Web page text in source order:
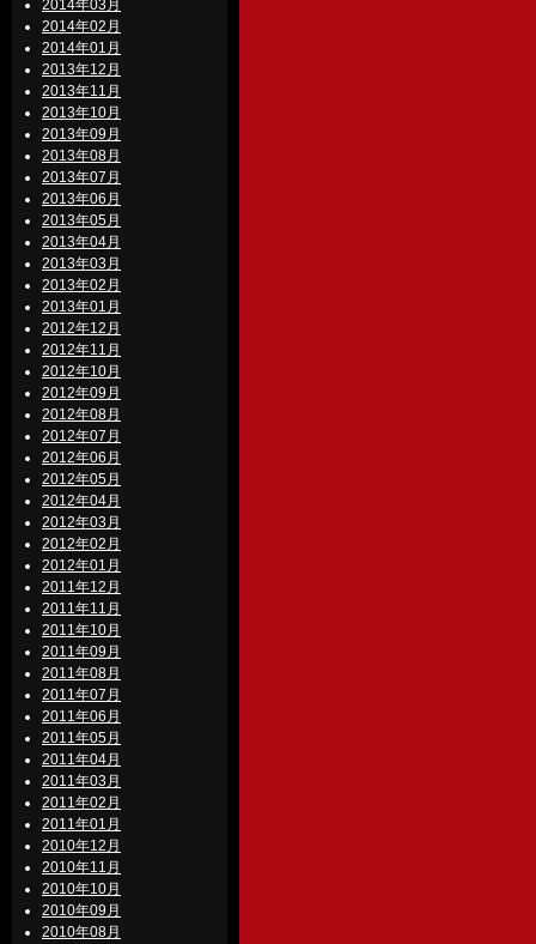
2014年03月
2014年02月
2014年01月
2013年12月
2013年11月
2013年10月
2013年09月
2013年08月
2013年07月
2013年06月
2013年05月
2013年04月
2013年03月
2013年02月
2013年01月
2012年12月
2012年11月
2012年10月
2012年09月
2012年08月
2012年07月
2012年06月
2012年05月
2012年04月
2012年03月
2012年02月
2012年01月
2011年12月
2011年11月
2011年10月
2011年09月
2011年08月
2011年07月
2011年06月
2011年05月
2011年04月
2011年03月
2011年02月
2011年01月
2010年12月
2010年11月
2010年10月
2010年09月
2010年08月